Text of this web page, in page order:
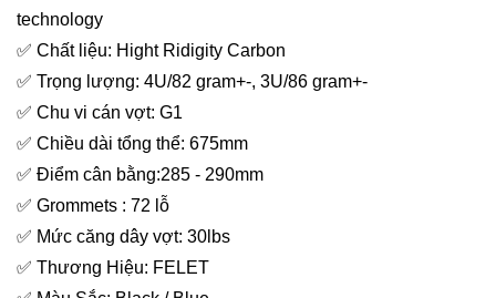
technology
✅ Chất liệu: Hight Ridigity Carbon
✅ Trọng lượng: 4U/82 gram+-, 3U/86 gram+-
✅ Chu vi cán vợt: G1
✅ Chiều dài tổng thể: 675mm
✅ Điểm cân bằng:285 - 290mm
✅ Grommets : 72 lỗ
✅ Mức căng dây vợt: 30lbs
✅ Thương Hiệu: FELET